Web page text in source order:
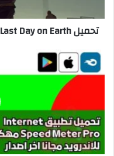
تحميل Last Day on Earth مهكرة 2024 للأندرويد APK مجاناً